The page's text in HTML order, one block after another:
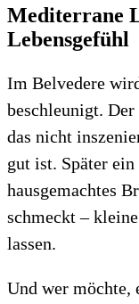
Mediterrane
Lebensgefühl
Im Belvedere
beschleunigt.
das nicht
gut ist. Später
hausgemachtes
schmeckt –
lassen.
Und wer möchte,